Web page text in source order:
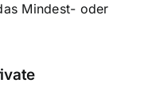
Mindest- oder